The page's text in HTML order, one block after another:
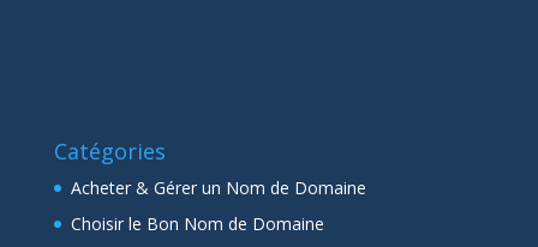
Catégories
Acheter & Gérer un Nom de Domaine
Choisir le Bon Nom de Domaine